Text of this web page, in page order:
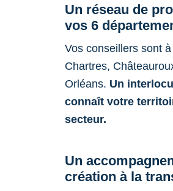
Un réseau de
vos 6
Vos conseillers sont
Chartres,
Orléans. Un
connaît votre
secteur.
Un
création à la